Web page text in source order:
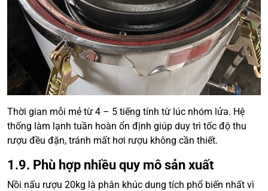
Thời gian mỗi mẻ từ 4 – 5 tiếng tính từ lúc nhóm lửa. Hệ
thống làm lạnh tuần hoàn ổn định giúp duy trì tốc độ thu
rượu đều đặn, tránh mất hơi rượu không cần thiết.
1.9. Phù hợp nhiều quy mô sản xuất
Nồi nấu rượu 20kg là phân khúc dung tích phổ biến nhất vì